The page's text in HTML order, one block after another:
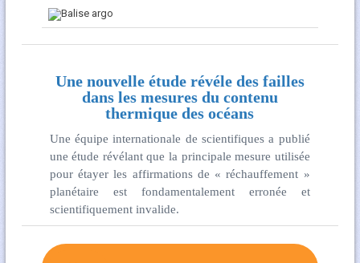
Une nouvelle étude révéle des failles
dans les mesures du contenu
thermique des océans
Une équipe internationale de scientifiques a publié
une étude révélant que la principale mesure utilisée
pour étayer les affirmations de « réchauffement »
planétaire est fondamentalement erronée et
scientifiquement invalide.